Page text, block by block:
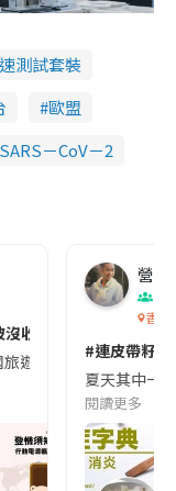
測試套裝
歐盟
SARS－CoV－2
收😱出發前切記檢查
旅遊的民眾，近期要
營養
香港
#連皮帶籽
夏天其中一
閱讀更多